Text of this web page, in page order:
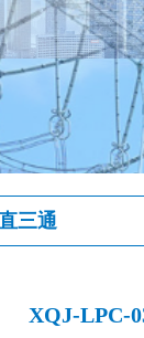
三通
XQJ-LPC-